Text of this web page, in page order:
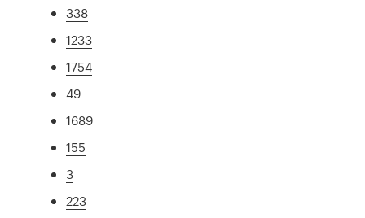
338
1233
1754
49
1689
155
3
223